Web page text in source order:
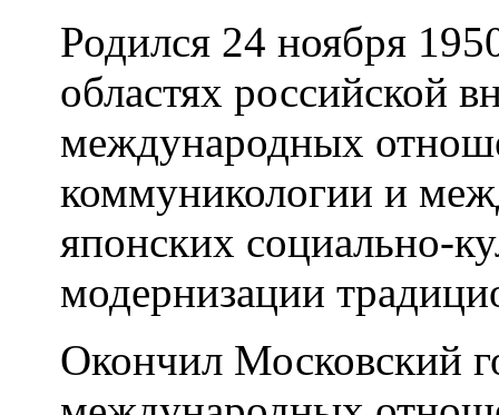
Родился 24 ноября
областях российской
международных
коммуникологии и
японских социально-
модернизации
Окончил Московский